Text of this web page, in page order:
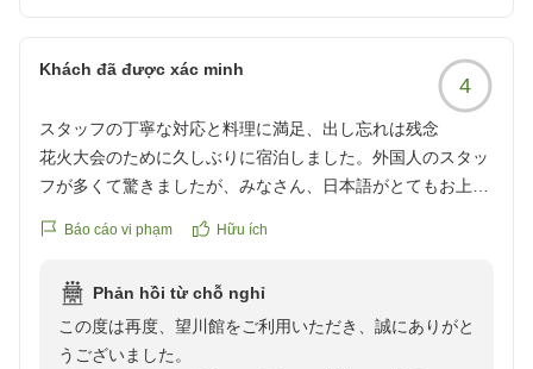
この度はお忙しい中、望川館のために口コミをご投稿い
またご家族皆様でお越しいただけます日を、心よりお待
ち申し上げております。
Khách đã được xác minh
4
スタッフの丁寧な対応と料理に満足、出し忘れは残念
花火大会のために久しぶりに宿泊しました。外国人のスタッ
フが多くて驚きましたが、みなさん、日本語がとてもお上手
古さも感じますが純和風で落ち着けます。お料理は夕食、朝
たです。
大雨の中、ホテルの庭から傘をさして花火を見たのは良い思
Báo cáo vi phạm Hữu ích
Phản hồi từ chỗ nghỉ
この度は再度、望川館をご利用いただき、誠にありがと
うございました。